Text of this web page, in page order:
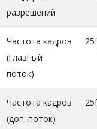
разрешений
Частота кадров
(главный
поток)
Частота кадров
(доп. поток)